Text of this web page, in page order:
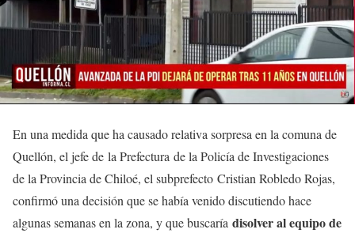
En una medida que ha causado relativa sorpresa en la comuna de
Quellón, el jefe de la Prefectura de la Policía de Investigaciones
de la Provincia de Chiloé, el subprefecto Cristian Robledo Rojas,
confirmó una decisión que se había venido discutiendo hace
algunas semanas en la zona, y que buscaría disolver al equipo de